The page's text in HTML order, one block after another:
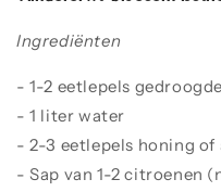
Ingrediënten
- 1-2 eetlepels gedroogde
- 1 liter water
- 2-3 eetlepels honing
- Sap van 1-2 citroenen